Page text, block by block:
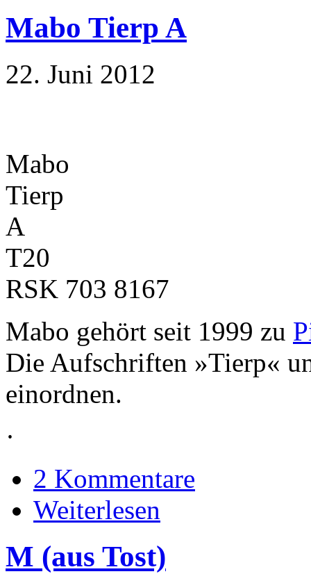
Mabo Tierp A
22. Juni 2012
Mabo
Tierp
A
T20
RSK 703 8167
Mabo gehört seit 1999 zu
Die Aufschriften »Tierp«
einordnen.
·
2 Kommentare
Weiterlesen
M (aus Tost)